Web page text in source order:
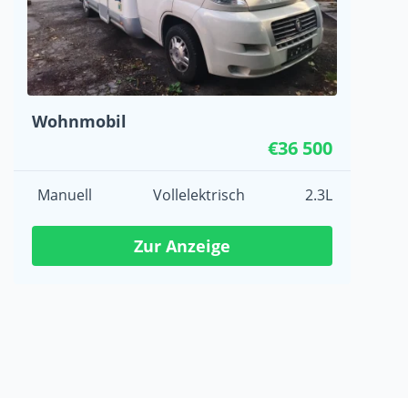
Wohnmobil
€36 500
Manuell Vollelektrisch 2.3L
Zur Anzeige